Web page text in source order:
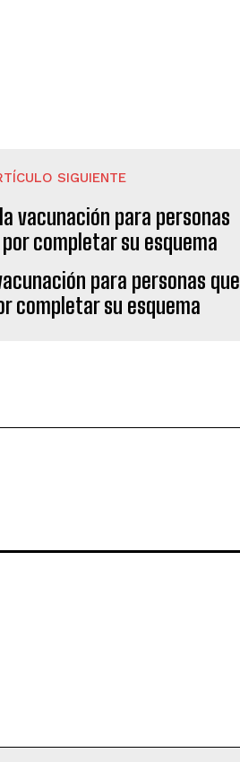
SIGUIENTE
para personas que
completar su esquema